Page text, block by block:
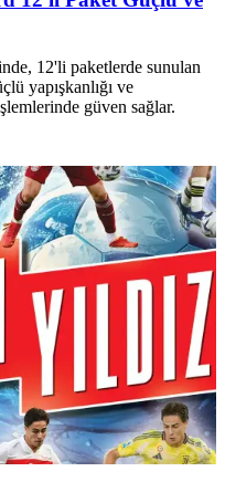
12'li paketlerde sunulan
yapışkanlığı ve
güven sağlar.